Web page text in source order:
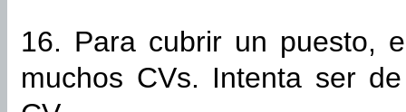
16. Para cubrir un puesto,
muchos CVs. Intenta ser